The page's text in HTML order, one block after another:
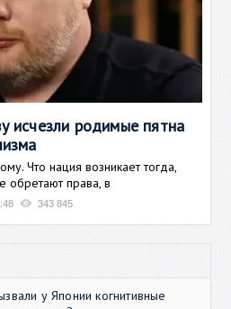
исчезли родимые пятна
Что нация возникает тогда,
обретают права, в
343 845
у Японии когнитивные